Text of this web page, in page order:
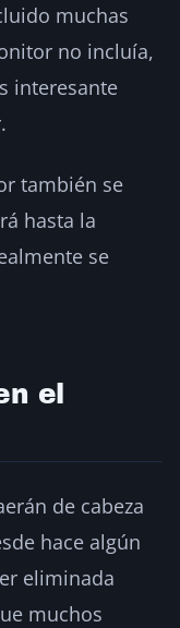
muchas
no incluía,
interesante
también se
hasta la
se
el
de cabeza
hace algún
eliminada
muchos